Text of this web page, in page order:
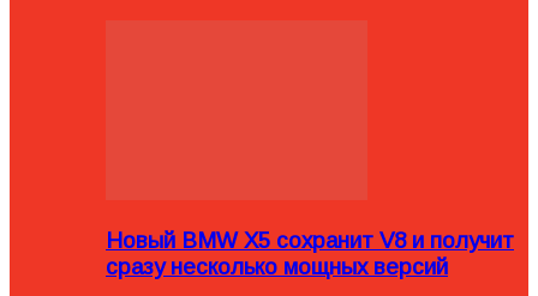
Новый BMW X5 сохранит V8 и получит
сразу несколько мощных версий